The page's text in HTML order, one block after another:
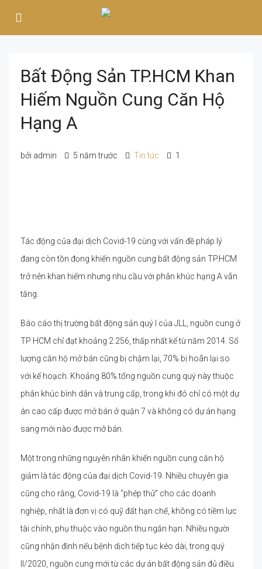
Bất Động Sản TP.HCM Khan
Hiếm Nguồn Cung Căn Hộ
Hạng A
bởi admin 5 năm trước Tin tức 1
Tác động của đại dịch Covid-19 cùng với vấn đề pháp lý
đang còn tồn đọng khiến nguồn cung bất động sản TP.HCM
trở nên khan hiếm nhưng nhu cầu với phân khúc hạng A vẫn
tăng.
Báo cáo thị trường bất động sản quý I của JLL, nguồn cung ở
TP HCM chỉ đạt khoảng 2.256, thấp nhất kể từ năm 2014. Số
lượng căn hộ mở bán cũng bị chậm lại, 70% bị hoãn lại so
với kế hoạch. Khoảng 80% tổng nguồn cung quý này thuộc
phân khúc bình dân và trung cấp, trong khi đó chỉ có một dự
án cao cấp được mở bán ở quận 7 và không có dự án hạng
sang mới nào được mở bán.
Một trong những nguyên nhân khiến nguồn cung căn hộ
giảm là tác động của đại dịch Covid-19. Nhiều chuyên gia
cũng cho rằng, Covid-19 là “phép thử” cho các doanh
nghiệp, nhất là đơn vị có quỹ đất hạn chế, không có tiềm lực
tài chính, phụ thuộc vào nguồn thu ngắn hạn. Nhiều người
cũng nhận định nếu bệnh dịch tiếp tục kéo dài, trong quý
II/2020, nguồn cung mới từ các dự án bất động sản đủ điều